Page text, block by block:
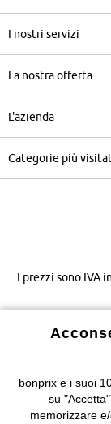
I nostri servizi
La nostra offerta
L'azienda
Categorie più
I prezzi sono IVA
bonprix e i suoi
su
memorizzare